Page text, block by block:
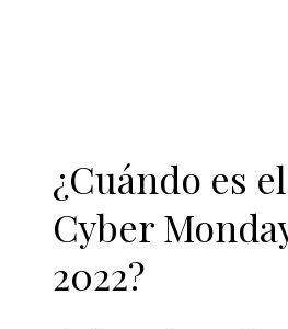
¿Cuándo es el
Cyber
2022?